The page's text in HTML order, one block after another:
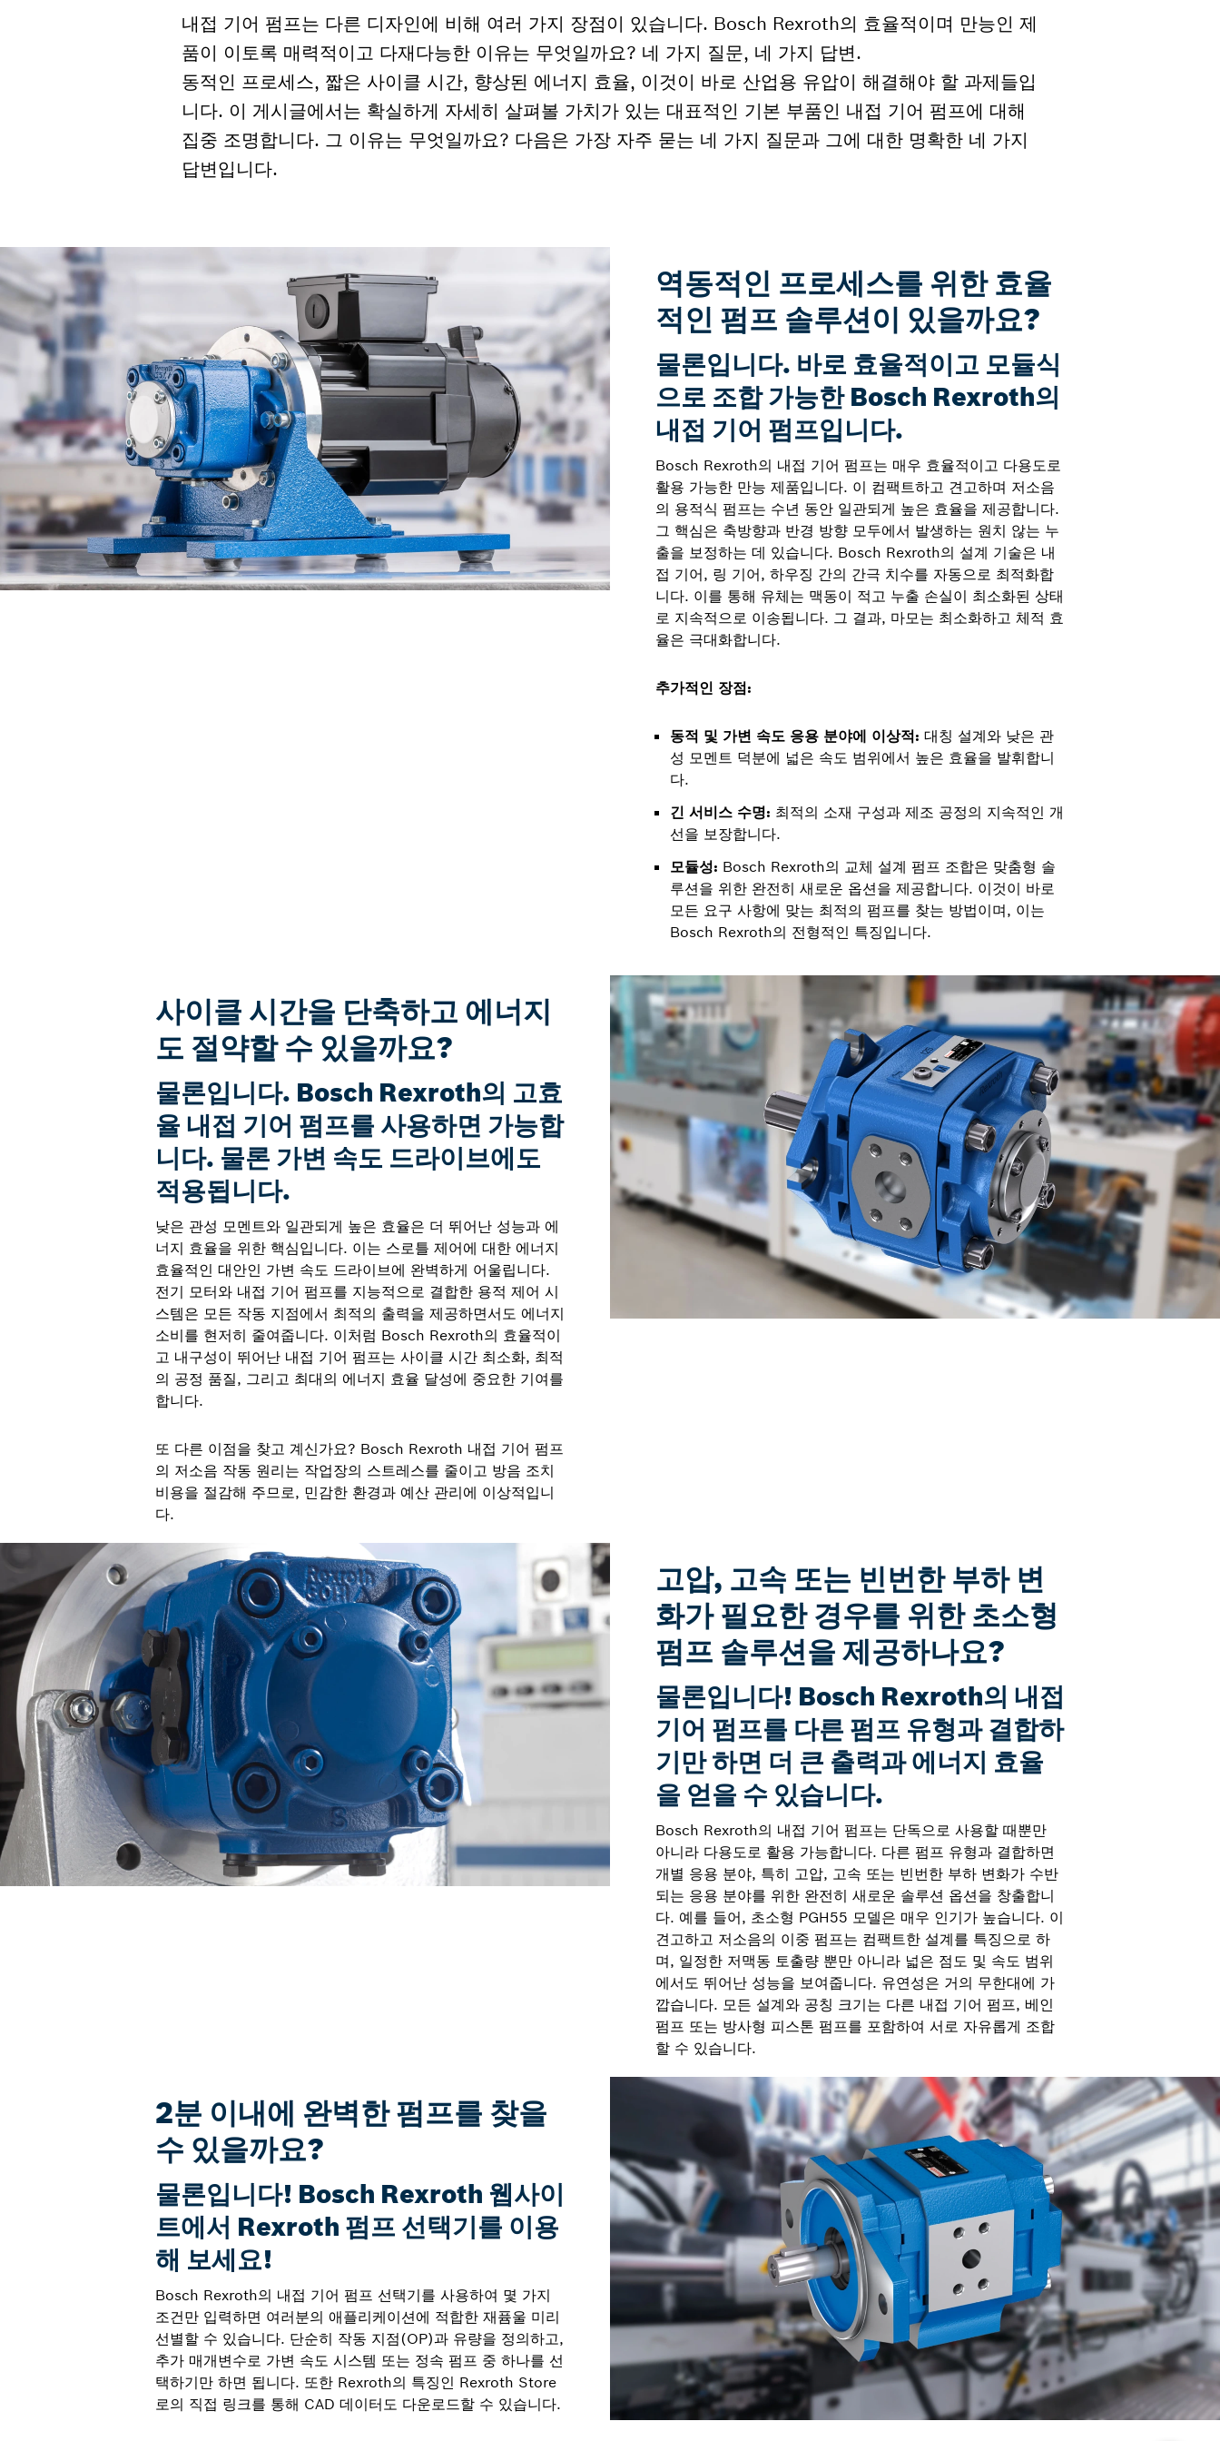
내접 기어 펌프는 다른 디자인에 비해 여러 가지 장점이 있습니다. Bosch Rexroth의 효율적이며 만능인 제
품이 이토록 매력적이고 다재다능한 이유는 무엇일까요? 네 가지 질문, 네 가지 답변.
동적인 프로세스, 짧은 사이클 시간, 향상된 에너지 효율, 이것이 바로 산업용 유압이 해결해야 할 과제들입
니다. 이 게시글에서는 확실하게 자세히 살펴볼 가치가 있는 대표적인 기본 부품인 내접 기어 펌프에 대해
집중 조명합니다. 그 이유는 무엇일까요? 다음은 가장 자주 묻는 네 가지 질문과 그에 대한 명확한 네 가지
답변입니다.
역동적인 프로세스를 위한 효율
적인 펌프 솔루션이 있을까요?
물론입니다. 바로 효율적이고 모듈식
으로 조합 가능한 Bosch Rexroth의
내접 기어 펌프입니다.
Bosch Rexroth의 내접 기어 펌프는 매우 효율적이고 다용도로
활용 가능한 만능 제품입니다. 이 컴팩트하고 견고하며 저소음
의 용적식 펌프는 수년 동안 일관되게 높은 효율을 제공합니다.
그 핵심은 축방향과 반경 방향 모두에서 발생하는 원치 않는 누
출을 보정하는 데 있습니다. Bosch Rexroth의 설계 기술은 내
접 기어, 링 기어, 하우징 간의 간극 치수를 자동으로 최적화합
니다. 이를 통해 유체는 맥동이 적고 누출 손실이 최소화된 상태
로 지속적으로 이송됩니다. 그 결과, 마모는 최소화하고 체적 효
율은 극대화합니다.
추가적인 장점:
동적 및 가변 속도 응용 분야에 이상적: 대칭 설계와 낮은 관
성 모멘트 덕분에 넓은 속도 범위에서 높은 효율을 발휘합니
다.
긴 서비스 수명: 최적의 소재 구성과 제조 공정의 지속적인 개
선을 보장합니다.
모듈성: Bosch Rexroth의 교체 설계 펌프 조합은 맞춤형 솔
루션을 위한 완전히 새로운 옵션을 제공합니다. 이것이 바로
모든 요구 사항에 맞는 최적의 펌프를 찾는 방법이며, 이는
Bosch Rexroth의 전형적인 특징입니다.
사이클 시간을 단축하고 에너지
도 절약할 수 있을까요?
물론입니다. Bosch Rexroth의 고효
율 내접 기어 펌프를 사용하면 가능합
니다. 물론 가변 속도 드라이브에도
적용됩니다.
낮은 관성 모멘트와 일관되게 높은 효율은 더 뛰어난 성능과 에
너지 효율을 위한 핵심입니다. 이는 스로틀 제어에 대한 에너지
효율적인 대안인 가변 속도 드라이브에 완벽하게 어울립니다.
전기 모터와 내접 기어 펌프를 지능적으로 결합한 용적 제어 시
스템은 모든 작동 지점에서 최적의 출력을 제공하면서도 에너지
소비를 현저히 줄여줍니다. 이처럼 Bosch Rexroth의 효율적이
고 내구성이 뛰어난 내접 기어 펌프는 사이클 시간 최소화, 최적
의 공정 품질, 그리고 최대의 에너지 효율 달성에 중요한 기여를
합니다.
또 다른 이점을 찾고 계신가요? Bosch Rexroth 내접 기어 펌프
의 저소음 작동 원리는 작업장의 스트레스를 줄이고 방음 조치
비용을 절감해 주므로, 민감한 환경과 예산 관리에 이상적입니
다.
고압, 고속 또는 빈번한 부하 변
화가 필요한 경우를 위한 초소형
펌프 솔루션을 제공하나요?
물론입니다! Bosch Rexroth의 내접
기어 펌프를 다른 펌프 유형과 결합하
기만 하면 더 큰 출력과 에너지 효율
을 얻을 수 있습니다.
Bosch Rexroth의 내접 기어 펌프는 단독으로 사용할 때뿐만
아니라 다용도로 활용 가능합니다. 다른 펌프 유형과 결합하면
개별 응용 분야, 특히 고압, 고속 또는 빈번한 부하 변화가 수반
되는 응용 분야를 위한 완전히 새로운 솔루션 옵션을 창출합니
다. 예를 들어, 초소형 PGH55 모델은 매우 인기가 높습니다. 이
견고하고 저소음의 이중 펌프는 컴팩트한 설계를 특징으로 하
며, 일정한 저맥동 토출량 뿐만 아니라 넓은 점도 및 속도 범위
에서도 뛰어난 성능을 보여줍니다. 유연성은 거의 무한대에 가
깝습니다. 모든 설계와 공칭 크기는 다른 내접 기어 펌프, 베인
펌프 또는 방사형 피스톤 펌프를 포함하여 서로 자유롭게 조합
할 수 있습니다.
2분 이내에 완벽한 펌프를 찾을
수 있을까요?
물론입니다! Bosch Rexroth 웹사이
트에서 Rexroth 펌프 선택기를 이용
해 보세요!
Bosch Rexroth의 내접 기어 펌프 선택기를 사용하여 몇 가지
조건만 입력하면 여러분의 애플리케이션에 적합한 재퓸울 미리
선별할 수 있습니다. 단순히 작동 지점(OP)과 유량을 정의하고,
추가 매개변수로 가변 속도 시스템 또는 정속 펌프 중 하나를 선
택하기만 하면 됩니다. 또한 Rexroth의 특징인 Rexroth Store
로의 직접 링크를 통해 CAD 데이터도 다운로드할 수 있습니다.